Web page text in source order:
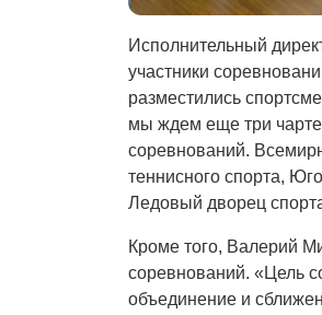
Исполнительный
участники
разместились
мы ждем еще три
соревнований.
теннисного спорта,
Ледовый дворец
Кроме того, Валерий
соревнований. «Цель
объединение и